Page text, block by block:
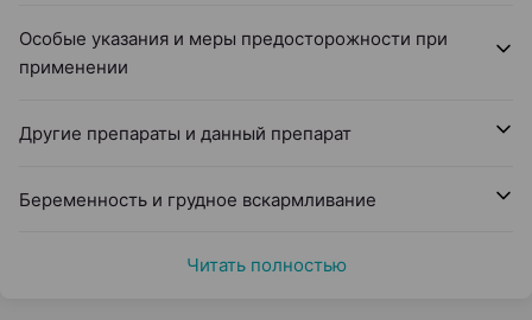
Особые указания и меры предосторожности при
применении
Другие препараты и данный препарат
Беременность и грудное вскармливание
Читать полностью